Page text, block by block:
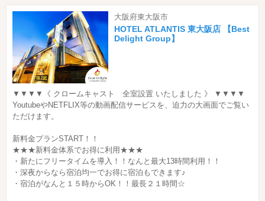
大阪府東大阪市
HOTEL ATLANTIS 東大阪店 【Best
Delight Group】
▼▼▼▼《 クロームキャスト 全室設置 いたしました 》 ▼▼▼▼
YoutubeやNETFLIX等の動画配信サービスを、迫力の大画面でご覧い
ただけます。
新料金プランSTART！！
★★★新料金体系でお得に利用★★★
・新たにフリータイムを導入！！なんと最大13時間利用！！
・深夜からなら宿泊均一でお得に宿泊もできます♪
・宿泊がなんと１５時からOK！！最長２１時間☆